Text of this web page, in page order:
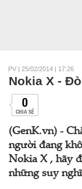
PV | 25/02/2014 | 17:26
Nokia X -
0
CHIA SẺ
(GenK.vn) -
người đang
Nokia X , hãy
những suy